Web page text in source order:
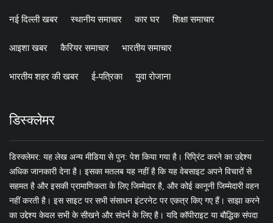
नई दिल्ली खबर स्थानीय समाचार कार घर शिक्षा समाचार
आइशा खबर कैरियर समाचार भारतीय समाचार
भारतीय शहर की खबर ई-पत्रिका युवा रोजाना
डिस्क्लेमर
डिस्क्लेमर: यह लेख अन्य मीडिया से पुन: पेश किया गया है। रिप्रिंट करने का उद्देश्य
अधिक जानकारी देना है। इसका मतलब यह नहीं है कि यह वेबसाइट अपने विचारों से
सहमत है और इसकी प्रामाणिकता के लिए जिम्मेदार है, और कोई कानूनी जिम्मेदारी वहन
नहीं करती है। इस साइट पर सभी संसाधन इंटरनेट पर एकत्र किए गए हैं। साझा करने
का उद्देश्य केवल सभी के सीखने और संदर्भ के लिए है। यदि कॉपीराइट या बौद्धिक संपदा